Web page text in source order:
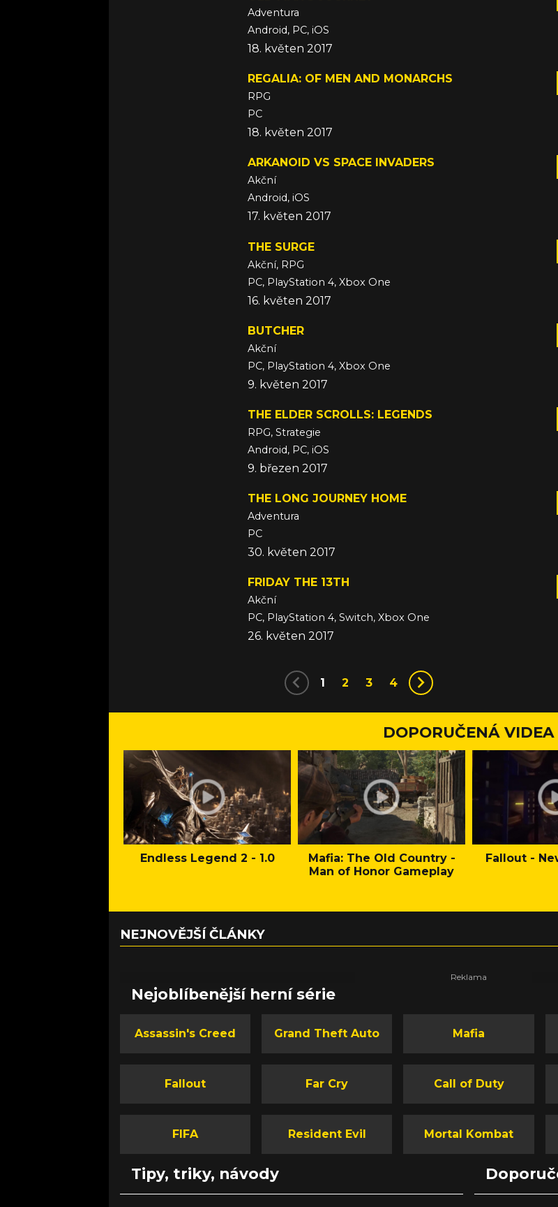
Adventura
Android, PC, iOS
18. květen 2017
REGALIA: OF MEN AND MONARCHS
RPG
PC
18. květen 2017
ARKANOID VS SPACE INVADERS
Akční
Android, iOS
17. květen 2017
THE SURGE
Akční, RPG
PC, PlayStation 4, Xbox One
16. květen 2017
BUTCHER
Akční
PC, PlayStation 4, Xbox One
9. květen 2017
THE ELDER SCROLLS: LEGENDS
RPG, Strategie
Android, PC, iOS
9. březen 2017
THE LONG JOURNEY HOME
Adventura
PC
30. květen 2017
FRIDAY THE 13TH
Akční
PC, PlayStation 4, Switch, Xbox One
26. květen 2017
1 2 3 4
DOPORUČENÁ VIDEA
Endless Legend 2 - 1.0
Mafia: The Old Country -
Man of Honor Gameplay
Fallout -
NEJNOVĚJŠÍ ČLÁNKY
Nejoblíbenější herní série
Assassin's Creed Grand Theft Auto Mafia
Fallout Far Cry Call of Duty
FIFA Resident Evil Mortal Kombat
Tipy, triky, návody